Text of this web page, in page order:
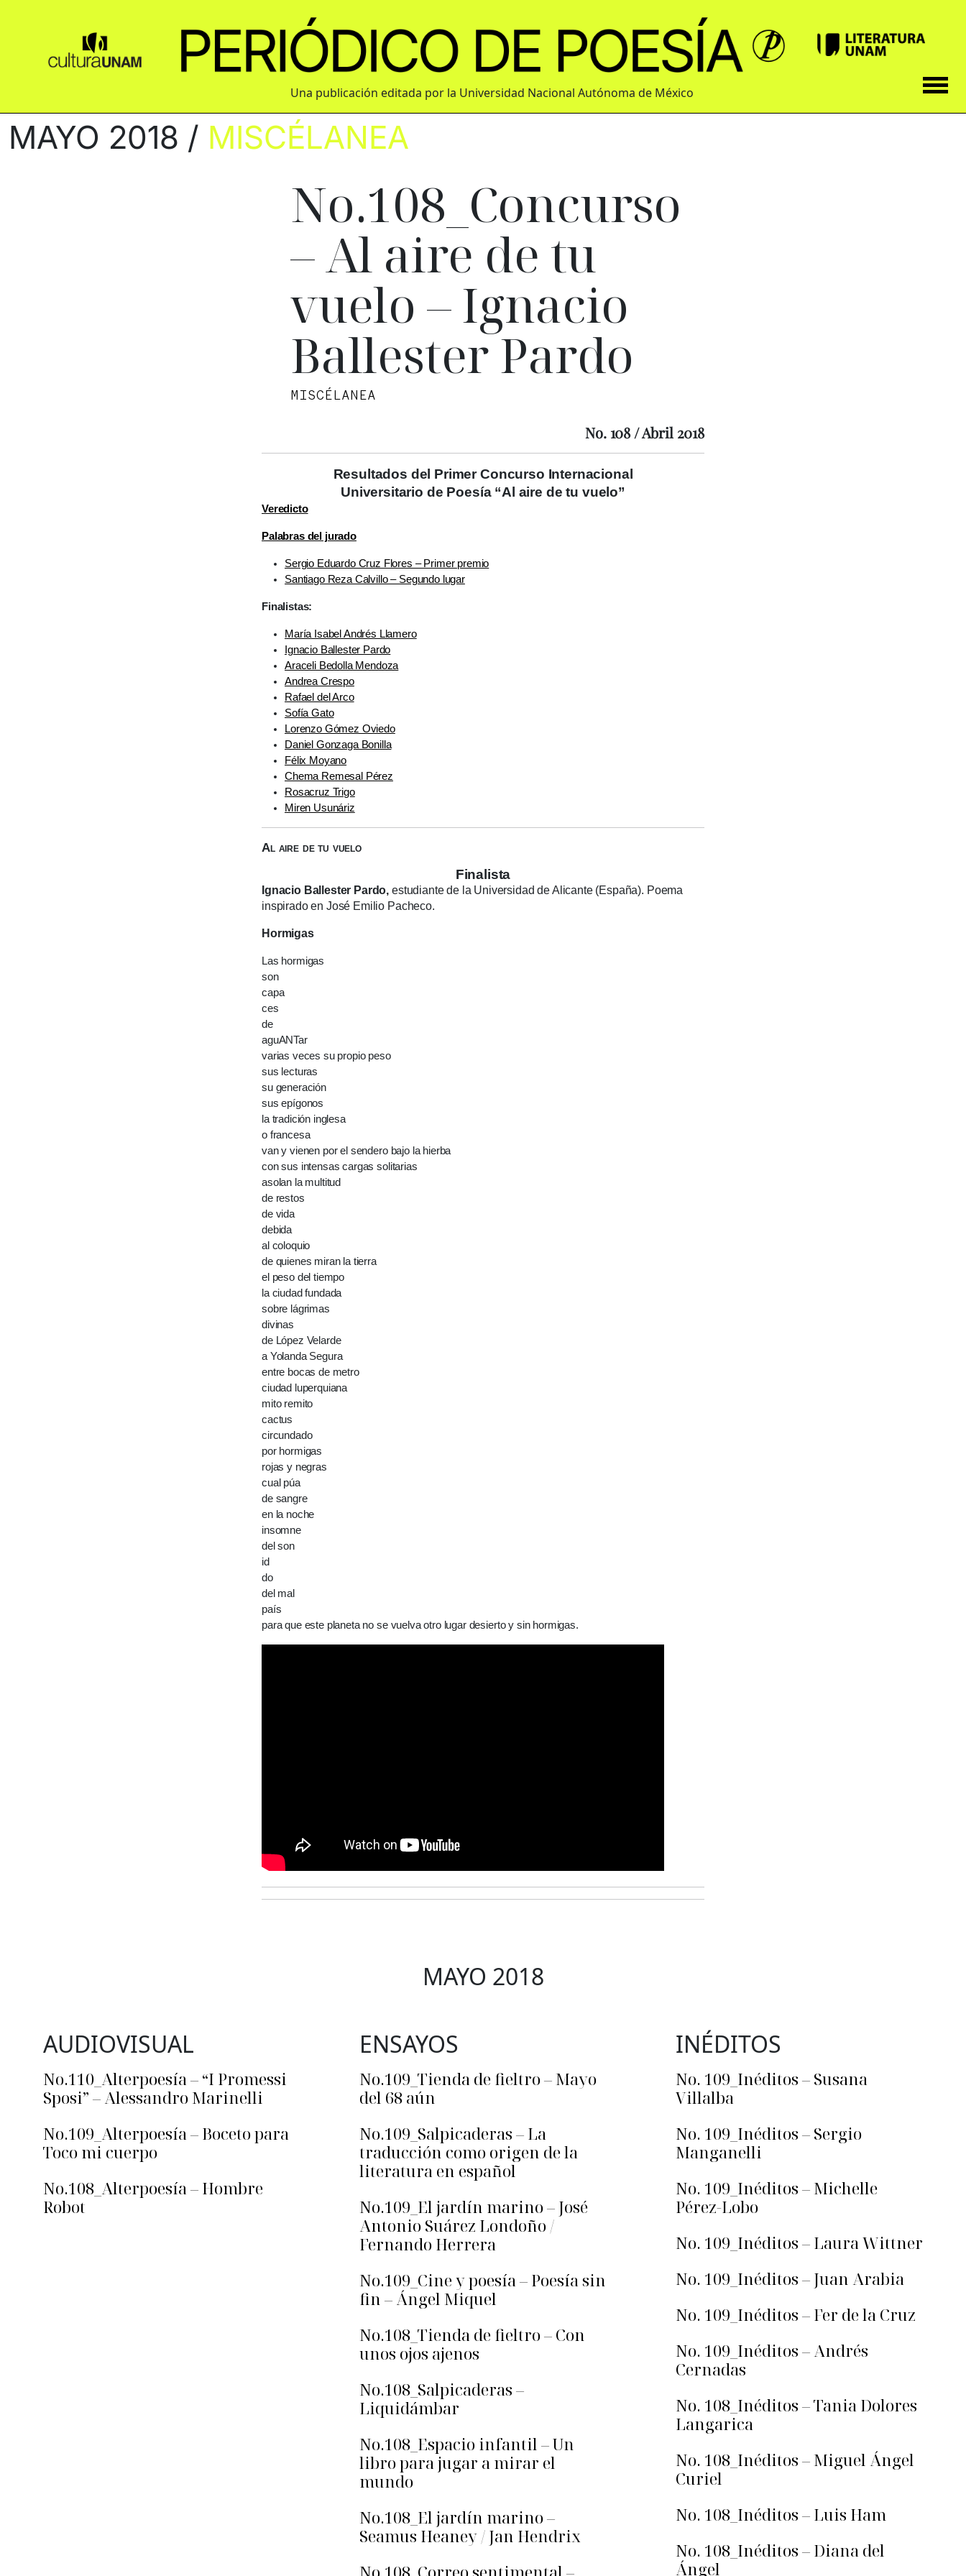
Una publicación editada por la Universidad Nacional Autónoma de México
MAYO 2018 / MISCÉLANEA
No.108_Concurso
– Al aire de tu
vuelo – Ignacio
Ballester Pardo
MISCÉLANEA
No. 108 / Abril 2018
Resultados del Primer Concurso Internacional
Universitario de Poesía “Al aire de tu vuelo”
Veredicto
Palabras del jurado
Sergio Eduardo Cruz Flores – Primer premio
Santiago Reza Calvillo – Segundo lugar
Finalistas:
María Isabel Andrés Llamero
Ignacio Ballester Pardo
Araceli Bedolla Mendoza
Andrea Crespo
Rafael del Arco
Sofía Gato
Lorenzo Gómez Oviedo
Daniel Gonzaga Bonilla
Félix Moyano
Chema Remesal Pérez
Rosacruz Trigo
Miren Usunáriz
Al aire de tu vuelo
Finalista
Ignacio Ballester Pardo, estudiante de la Universidad de Alicante (España). Poema
inspirado en José Emilio Pacheco.
Hormigas
Las hormigas
son
capa
ces
de
aguANTar
varias veces su propio peso
sus lecturas
su generación
sus epígonos
la tradición inglesa
o francesa
van y vienen por el sendero bajo la hierba
con sus intensas cargas solitarias
asolan la multitud
de restos
de vida
debida
al coloquio
de quienes miran la tierra
el peso del tiempo
la ciudad fundada
sobre lágrimas
divinas
de López Velarde
a Yolanda Segura
entre bocas de metro
ciudad luperquiana
mito remito
cactus
circundado
por hormigas
rojas y negras
cual púa
de sangre
en la noche
insomne
del son
id
do
del mal
país
para que este planeta no se vuelva otro lugar desierto y sin hormigas.
MAYO 2018
AUDIOVISUAL
No.110_Alterpoesía – “I Promessi
Sposi” – Alessandro Marinelli
No.109_Alterpoesía – Boceto para
Toco mi cuerpo
No.108_Alterpoesía – Hombre
Robot
ENSAYOS
No.109_Tienda de fieltro – Mayo
del 68 aún
No.109_Salpicaderas – La
traducción como origen de la
literatura en español
No.109_El jardín marino – José
Antonio Suárez Londoño /
Fernando Herrera
No.109_Cine y poesía – Poesía sin
fin – Ángel Miquel
No.108_Tienda de fieltro – Con
unos ojos ajenos
No.108_Salpicaderas –
Liquidámbar
No.108_Espacio infantil – Un
libro para jugar a mirar el
mundo
No.108_El jardín marino –
Seamus Heaney / Jan Hendrix
No.108_Correo sentimental –
INÉDITOS
No. 109_Inéditos – Susana
Villalba
No. 109_Inéditos – Sergio
Manganelli
No. 109_Inéditos – Michelle
Pérez-Lobo
No. 109_Inéditos – Laura Wittner
No. 109_Inéditos – Juan Arabia
No. 109_Inéditos – Fer de la Cruz
No. 109_Inéditos – Andrés
Cernadas
No. 108_Inéditos – Tania Dolores
Langarica
No. 108_Inéditos – Miguel Ángel
Curiel
No. 108_Inéditos – Luis Ham
No. 108_Inéditos – Diana del
Ángel